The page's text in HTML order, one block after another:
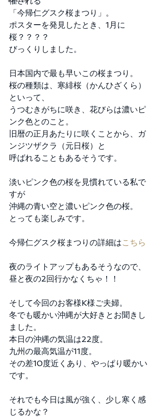
「今帰仁グスク桜まつり」。
ポスターを発見したとき、1月に
桜？？？？
びっくりしました。
日本国内で最も早いこの桜まつり。
桜の種類は、寒緋桜（かんひざくら）
といって、
うつむきがちに咲き、花びらは濃いピ
ンク色とのこと。
旧暦の正月あたりに咲くことから、ガ
ンジツザクラ（元日桜）と
呼ばれることもあるそうです。
淡いピンク色の桜を見慣れている私で
すが
沖縄の青い空と濃いピンク色の桜。
とっても楽しみです。
今帰仁グスク桜まつりの詳細はこちら
夜のライトアップもあるそうなので、
昼と夜の2回行かなくちゃ！！
そして今回のお客様K様ご夫婦。
冬でも暖かい沖縄が大好きとお聞きし
ました。
本日の沖縄の気温は22度。
九州の最高気温が11度。
その差10度近くあり、やっぱり暖かい
です。
それでも今日は風が強く、少し寒く感
じるかな？